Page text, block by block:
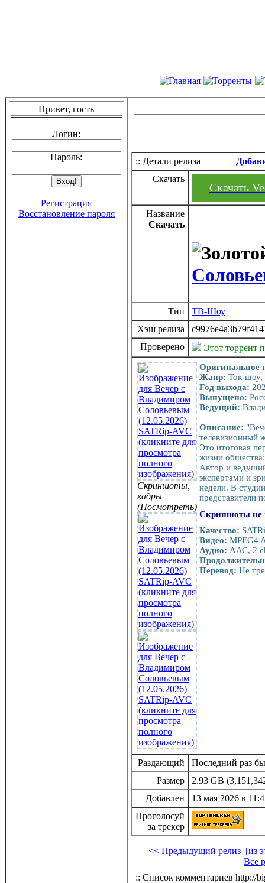
Привет, гость
Логин:
Пароль:
Регистрация
Восстановление пароля
:: Детали релиза
Скачать
Скачать
Название
Скачать
Тип
ТВ-Шоу
Хэш релиза
Проверено
Этот торрент
Скриншоты,
кадры
(Посмотреть)
Оригинальное
Жанр: Ток-шоу,
Год выхода:
Выпущено:
Ведущий:
Описание:
телевизионный
Это итоговая
жизни
Автор и
экспертами и
недели. В
представители
Скриншоты не
Качество:
Видео: MPEG4
Аудио: ААС, 2
Перевод: Не
Раздающий
Последний раз
Размер
2.93 GB
Добавлен
13 мая 2026 в
Проголосуй
за трекер
<< Предыдущий релиз [из
Все
:: Список комментариев http://